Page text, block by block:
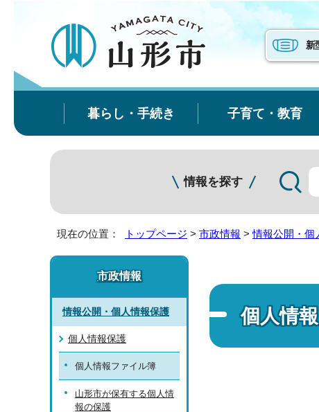
新
暮らし・手続き 子育て・教育
情報を探す
現在の位置： トップページ > 市政情報 >情報公開・個
個人情
市政情報
情報公開・個人情報保護
個人情報保護
個人情報ファイル簿
山形市が保有する個人情
報の保護